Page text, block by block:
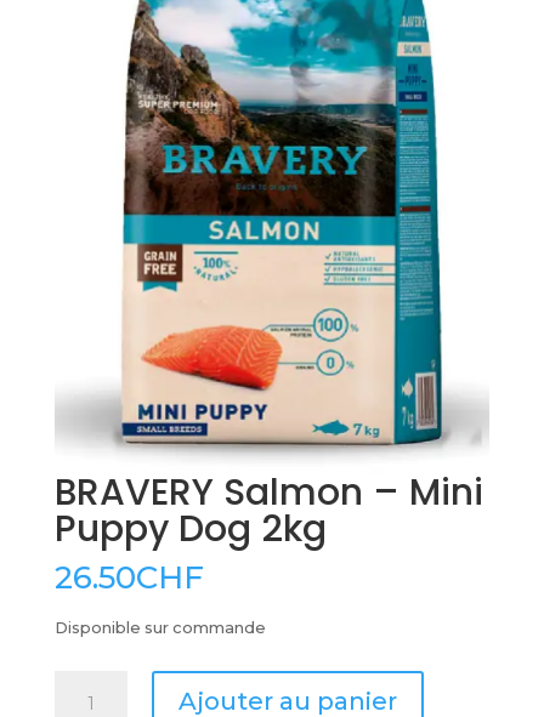
BRAVERY Salmon – Mini
Puppy Dog 2kg
26.50CHF
Disponible sur commande
Ajouter au panier